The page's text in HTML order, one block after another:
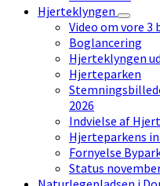
Hjerteklyngen
Video om vore 3
Boglancering
Hjerteklyngen
Hjerteparken
2026
Indvielse af
Hjerteparkens
Fornyelse
Status